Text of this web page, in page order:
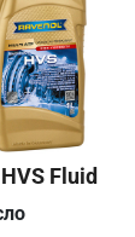
Fluid